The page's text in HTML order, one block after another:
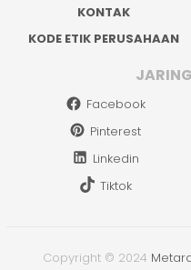
KONTAK
KODE ETIK PERUSAHAAN
Facebook
Pinterest
Linkedin
Tiktok
Copyright © 2024